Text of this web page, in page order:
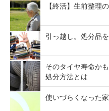
【終活】生前整理
引っ越し。処分品
そのタイヤ寿命か
処分方法とは
使いづらくなった